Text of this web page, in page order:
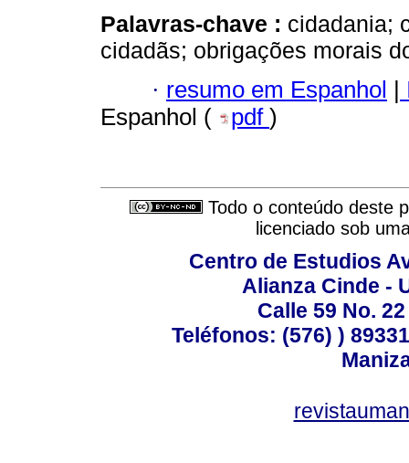
Palavras-chave : cidadania;
cidadãs; obrigações morais
· resumo em Espanhol |
Espanhol (
pdf )
Todo o conteúdo deste
licenciado sob
Centro de Estudios
Alianza Cinde -
Calle 59 No.
Teléfonos: (576) )